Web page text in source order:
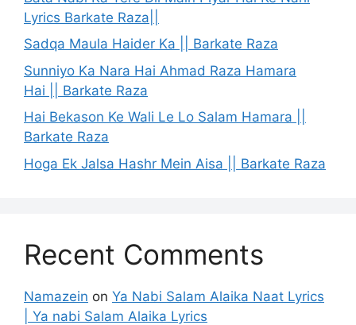
Lyrics Barkate Raza||
Sadqa Maula Haider Ka || Barkate Raza
Sunniyo Ka Nara Hai Ahmad Raza Hamara
Hai || Barkate Raza
Hai Bekason Ke Wali Le Lo Salam Hamara ||
Barkate Raza
Hoga Ek Jalsa Hashr Mein Aisa || Barkate Raza
Recent Comments
Namazein on Ya Nabi Salam Alaika Naat Lyrics
| Ya nabi Salam Alaika Lyrics